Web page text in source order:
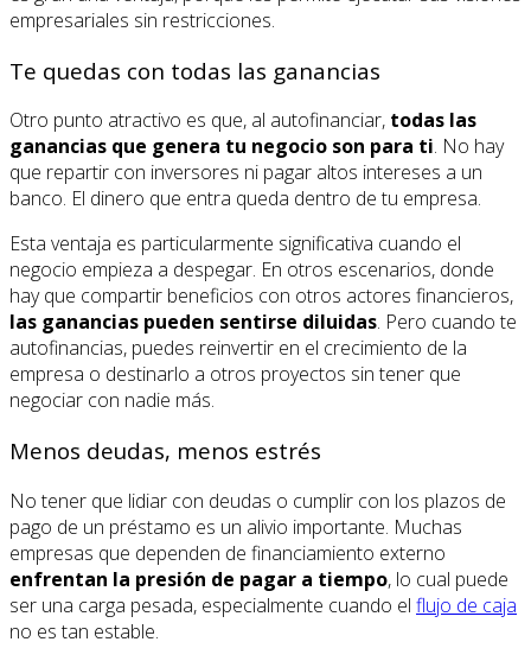
empresariales sin restricciones.
Te quedas con todas las ganancias
Otro punto atractivo es que, al autofinanciar, todas las
ganancias que genera tu negocio son para ti. No hay
que repartir con inversores ni pagar altos intereses a un
banco. El dinero que entra queda dentro de tu empresa.
Esta ventaja es particularmente significativa cuando el
negocio empieza a despegar. En otros escenarios, donde
hay que compartir beneficios con otros actores financieros,
las ganancias pueden sentirse diluidas. Pero cuando te
autofinancias, puedes reinvertir en el crecimiento de la
empresa o destinarlo a otros proyectos sin tener que
negociar con nadie más.
Menos deudas, menos estrés
No tener que lidiar con deudas o cumplir con los plazos de
pago de un préstamo es un alivio importante. Muchas
empresas que dependen de financiamiento externo
enfrentan la presión de pagar a tiempo, lo cual puede
ser una carga pesada, especialmente cuando el flujo de caja
no es tan estable.